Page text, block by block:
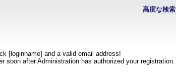
高度な検索
[loginname] and a valid email address!
after Administration has authorized your registration.